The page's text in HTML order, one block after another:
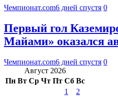
Чемпионат.com6 дней спустя 0
Первый гол
Майами» оказался
Чемпионат.com6 дней спустя 0
Август 2026
Пн Вт Ср Чт Пт Сб Вс
1
2